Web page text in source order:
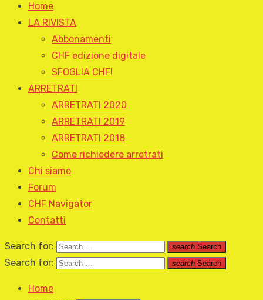
Home
LA RIVISTA
Abbonamenti
CHF edizione digitale
SFOGLIA CHF!
ARRETRATI
ARRETRATI 2020
ARRETRATI 2019
ARRETRATI 2018
Come richiedere arretrati
Chi siamo
Forum
CHF Navigator
Contatti
Search for: search Search
Search for: search Search
Home